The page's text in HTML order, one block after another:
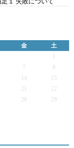
金
土
7
14
15
21
22
28
29